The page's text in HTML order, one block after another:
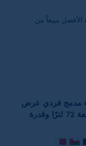
الأفضل مبيعاً من
مدمج فردي عرض
60 سم بسعة 72 لترًا وقدرة